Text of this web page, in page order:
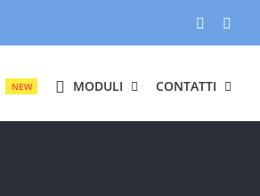
Facebook
NEW MODULI CONTATTI